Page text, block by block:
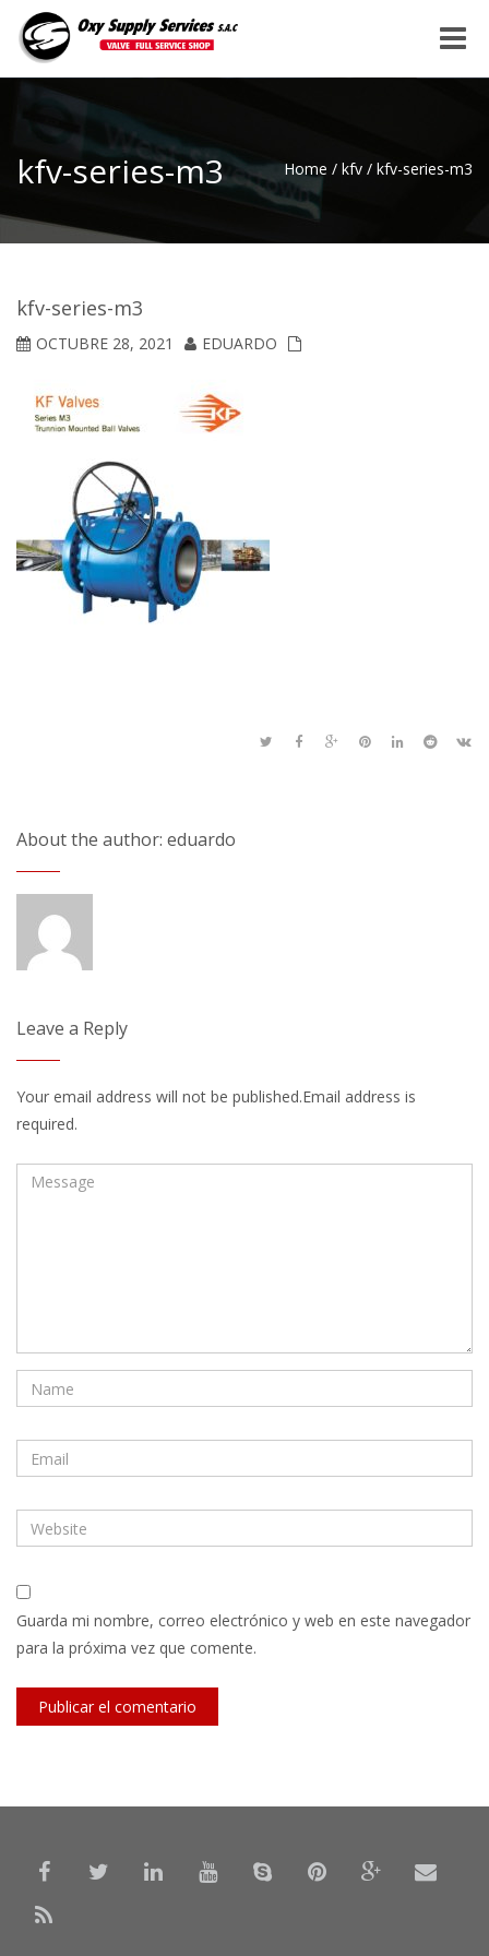
Toggle
kfv-series-m3 Home / kfv / kfv-series-m3
kfv-series-m3
OCTUBRE 28, 2021 EDUARDO
About the author: eduardo
Leave a Reply
Your email address will not be published.Email address is
required.
Guarda mi nombre, correo electrónico y web en este navegador
para la próxima vez que comente.